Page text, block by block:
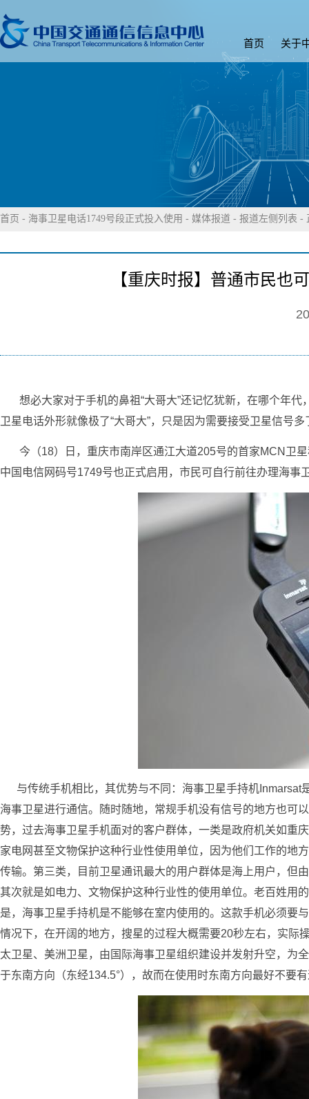
首页 关于
首页 - 海事卫星电话1749号段正式投入使用 - 媒体报道 - 报道左侧列表 -
【重庆时报】普通市民也
想必大家对于手机的鼻祖“大哥大”还记忆犹新，在哪个年代
卫星电话外形就像极了“大哥大”，只是因为需要接受卫星信号多
今（18）日，重庆市南岸区通江大道205号的首家MCN卫星
中国电信网码号1749号也正式启用，市民可自行前往办理海事
与传统手机相比，其优势与不同：海事卫星手持机Inmarsat
海事卫星进行通信。随时随地，常规手机没有信号的地方也可
势，过去海事卫星手机面对的客户群体，一类是政府机关如重
家电网甚至文物保护这种行业性使用单位，因为他们工作的地
传输。第三类，目前卫星通讯最大的用户群体是海上用户，但
其次就是如电力、文物保护这种行业性的使用单位。老百姓用
是，海事卫星手持机是不能够在室内使用的。这款手机必须要
情况下，在开阔的地方，搜星的过程大概需要20秒左右，实际
太卫星、美洲卫星，由国际海事卫星组织建设并发射升空，为
于东南方向（东经134.5°），故而在使用时东南方向最好不要